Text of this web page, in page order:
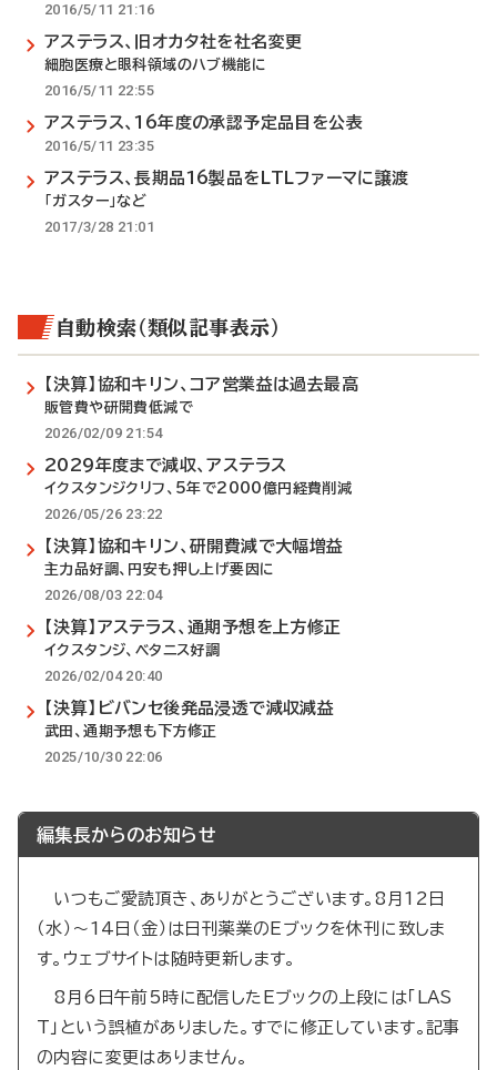
2016/5/11 21:16
アステラス、旧オカタ社を社名変更
細胞医療と眼科領域のハブ機能に
2016/5/11 22:55
アステラス、16年度の承認予定品目を公表
2016/5/11 23:35
アステラス、長期品16製品をLTLファーマに譲渡
「ガスター」など
2017/3/28 21:01
自動検索（類似記事表示）
【決算】協和キリン、コア営業益は過去最高
販管費や研開費低減で
2026/02/09 21:54
2029年度まで減収、アステラス
イクスタンジクリフ、5年で2000億円経費削減
2026/05/26 23:22
【決算】協和キリン、研開費減で大幅増益
主力品好調、円安も押し上げ要因に
2026/08/03 22:04
【決算】アステラス、通期予想を上方修正
イクスタンジ、ベタニス好調
2026/02/04 20:40
【決算】ビバンセ後発品浸透で減収減益
武田、通期予想も下方修正
2025/10/30 22:06
編集長からのお知らせ
いつもご愛読頂き、ありがとうございます。8月12日
（水）～14日（金）は日刊薬業のEブックを休刊に致しま
す。ウェブサイトは随時更新します。
8月6日午前5時に配信したEブックの上段には「LAS
T」という誤植がありました。すでに修正しています。記事
の内容に変更はありません。